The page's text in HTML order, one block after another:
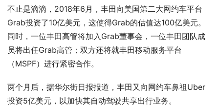
不止是滴滴，2018年6月，丰田向美国第二大网约车平台
Grab投资了10亿美元，这使得Grab的估值达100亿美元。
同时，一位丰田高管将加入Grab董事会，一位丰田团队成
员将出任Grab高管；双方还将就丰田移动服务平台
（MSPF）进行紧密合作。
两个月后，据华尔街日报报道，丰田又向网约车鼻祖Uber
投资5亿美元，以加快其自动驾驶共享出行业务。